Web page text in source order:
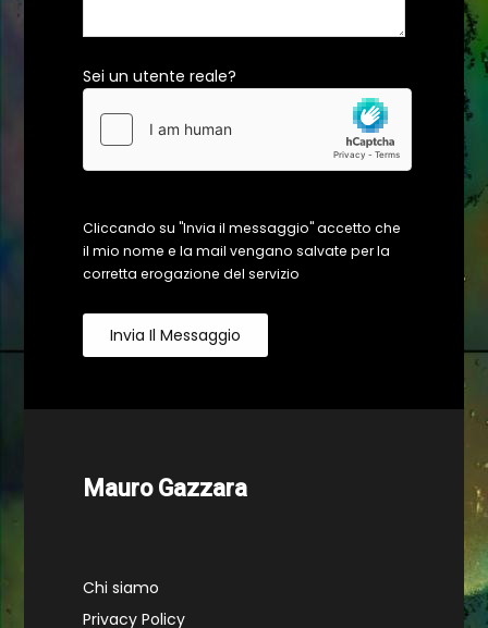
Sei un utente reale?
Cliccando su "Invia il messaggio" accetto che
il mio nome e la mail vengano salvate per la
corretta erogazione del servizio
Invia Il Messaggio
Mauro Gazzara
Chi siamo
Privacy Policy